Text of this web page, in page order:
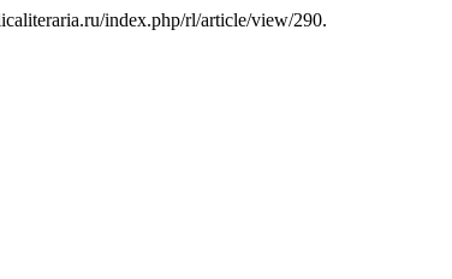
index.php/rl/article/view/290.